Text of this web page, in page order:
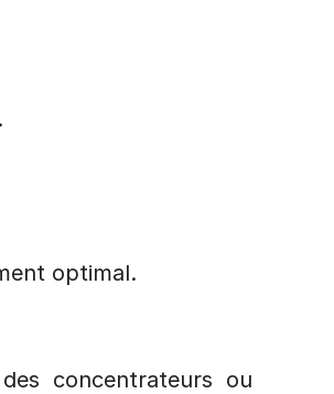
optimal.
concentrateurs ou